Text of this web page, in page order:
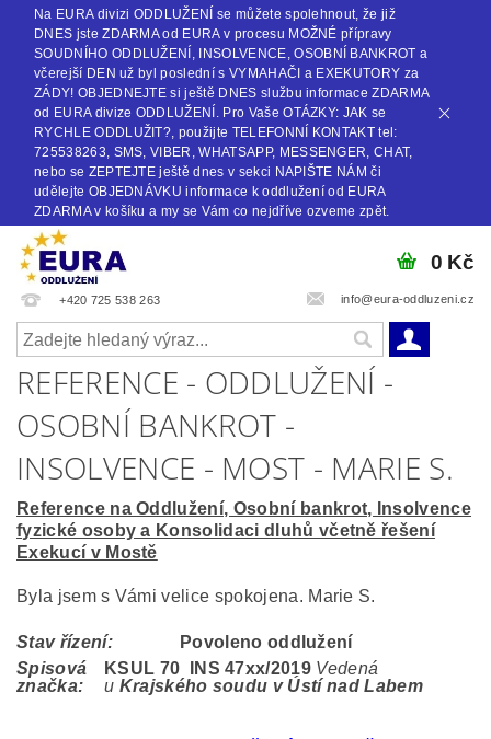
Na EURA divizi ODDLUŽENÍ se můžete spolehnout, že již
DNES jste ZDARMA od EURA v procesu MOŽNÉ přípravy
SOUDNÍHO ODDLUŽENÍ, INSOLVENCE, OSOBNÍ BANKROT a
včerejší DEN už byl poslední s VYMAHAČI a EXEKUTORY za
ZÁDY! OBJEDNEJTE si ještě DNES službu informace ZDARMA
od EURA divize ODDLUŽENÍ. Pro Vaše OTÁZKY: JAK se
RYCHLE ODDLUŽIT?, použijte TELEFONNÍ KONTAKT tel:
725538263, SMS, VIBER, WHATSAPP, MESSENGER, CHAT,
nebo se ZEPTEJTE ještě dnes v sekci NAPIŠTE NÁM či
udělejte OBJEDNÁVKU informace k oddlužení od EURA
ZDARMA v košíku a my se Vám co nejdříve ozveme zpět.
+420 725 538 263 info@eura-oddluzeni.cz
0 Kč
REFERENCE - ODDLUŽENÍ -
OSOBNÍ BANKROT -
INSOLVENCE - MOST - MARIE S.
Reference na Oddlužení, Osobní bankrot, Insolvence
fyzické osoby a Konsolidaci dluhů včetně řešení
Exekucí v Mostě
Byla jsem s Vámi velice spokojena. Marie S.
Stav řízení:
Povoleno oddlužení
Spisová
značka:
KSUL 70 INS 47xx/2019 Vedená
u Krajského soudu v Ústí nad Labem